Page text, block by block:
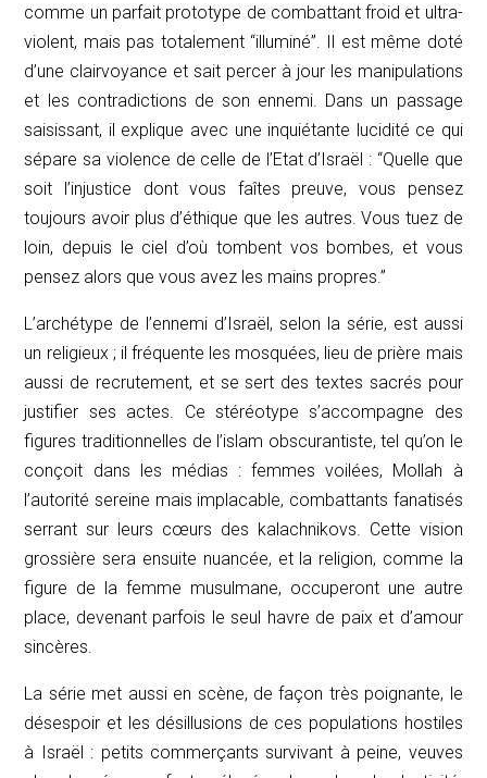
comme un parfait prototype de combattant froid et ultra-
violent, mais pas totalement “illuminé”. Il est même doté
d’une clairvoyance et sait percer à jour les manipulations
et les contradictions de son ennemi. Dans un passage
saisissant, il explique avec une inquiétante lucidité ce qui
sépare sa violence de celle de l’Etat d’Israël : “Quelle que
soit l’injustice dont vous faîtes preuve, vous pensez
toujours avoir plus d’éthique que les autres. Vous tuez de
loin, depuis le ciel d’où tombent vos bombes, et vous
pensez alors que vous avez les mains propres.”
L’archétype de l’ennemi d’Israël, selon la série, est aussi
un religieux ; il fréquente les mosquées, lieu de prière mais
aussi de recrutement, et se sert des textes sacrés pour
justifier ses actes. Ce stéréotype s’accompagne des
figures traditionnelles de l’islam obscurantiste, tel qu’on le
conçoit dans les médias : femmes voilées, Mollah à
l’autorité sereine mais implacable, combattants fanatisés
serrant sur leurs cœurs des kalachnikovs. Cette vision
grossière sera ensuite nuancée, et la religion, comme la
figure de la femme musulmane, occuperont une autre
place, devenant parfois le seul havre de paix et d’amour
sincères.
La série met aussi en scène, de façon très poignante, le
désespoir et les désillusions de ces populations hostiles
à Israël : petits commerçants survivant à peine, veuves